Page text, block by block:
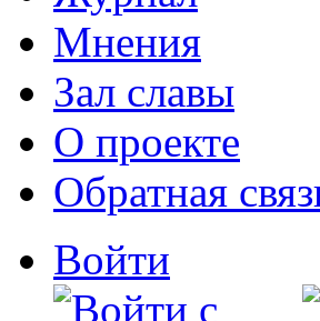
Мнения
Зал славы
О проекте
Обратная
Войти